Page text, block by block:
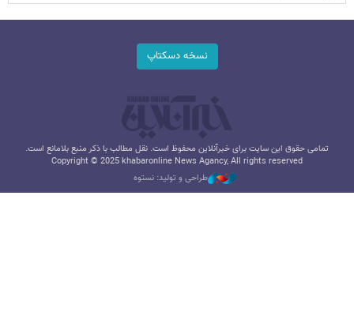
نسخه دسکتاپ
تمامی حقوق این سایت برای خبرآنلاین محفوظ است. نقل مطالب با ذکر منبع بلامانع است.
Copyright © 2025 khabaronline News Agancy, All rights reserved
طراحی و تولید: نستوه